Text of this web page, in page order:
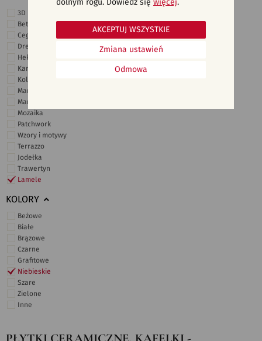
3D i struktury
Beton
Cegiełki
Drewno
Heksagonalne
Kamień
Kolor
Marmur
Marokańskie
Mozaika
Patchwork
Wzory i motywy
Terrazzo
Jodełka
Trawertyn
Lamele
KOLORY
Beżowe
Białe
Brązowe
Czarne
Grafitowe
Niebieskie
Szare
Zielone
Inne
PŁYTKI CERAMICZNE, KAFELKI -
dolnym rogu. Dowiedz się więcej.
Odmowa
Zmiana ustawień
AKCEPTUJ WSZYSTKIE